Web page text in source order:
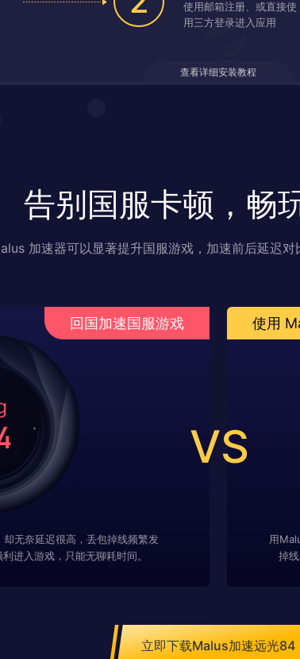
使用邮箱注册、或直接使
用三方登录进入应用
查看详细安装教程
告别国服卡顿，畅
加速器可以显著提升国服游戏，加速前后延迟
回国加速国服游戏
无奈延迟很高，丢包掉线频繁发
进入游戏，只能无聊耗时间。
VS
使用
用
掉
立即下载Malus加速远光84